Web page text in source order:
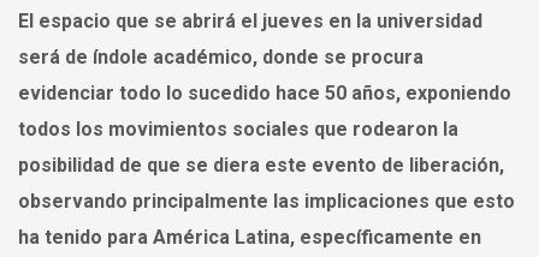
El espacio que se abrirá el jueves en la universidad
será de índole académico, donde se procura
evidenciar todo lo sucedido hace 50 años, exponiendo
todos los movimientos sociales que rodearon la
posibilidad de que se diera este evento de liberación,
observando principalmente las implicaciones que esto
ha tenido para América Latina, específicamente en